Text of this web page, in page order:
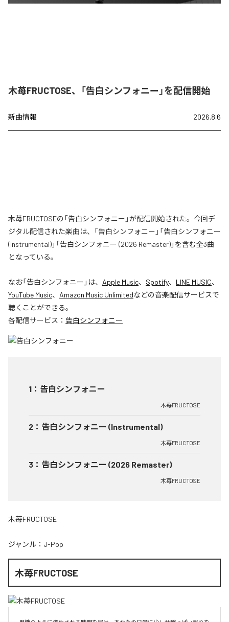
木苺FRUCTOSE、「告白シンフォニー」を配信開始
新曲情報 2026.8.6
木苺FRUCTOSEの「告白シンフォニー」が配信開始された。今回デ
ジタル配信された楽曲は、「告白シンフォニー」「告白シンフォニー
(Instrumental)」「告白シンフォニー (2026 Remaster)」を含む全3曲
となっている。
なお「告白シンフォニー 」は、 Apple Music、 Spotify、 LINE MUSIC、
YouTube Music、 Amazon Music Unlimitedなどの音楽配信サービスで
聴くことができる。
各配信サービス： 告白シンフォニー
1 ： 告白シンフォニー
木苺FRUCTOSE
2 ： 告白シンフォニー (Instrumental)
木苺FRUCTOSE
3 ： 告白シンフォニー (2026 Remaster)
木苺FRUCTOSE
木苺FRUCTOSE
ジャンル： J-Pop
木苺FRUCTOSE